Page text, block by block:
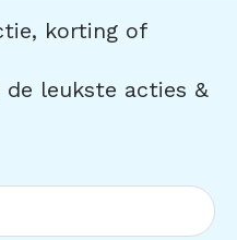
korting of
leukste acties &